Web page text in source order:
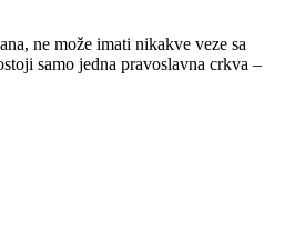
ne može imati nikakve veze sa
samo jedna pravoslavna crkva –